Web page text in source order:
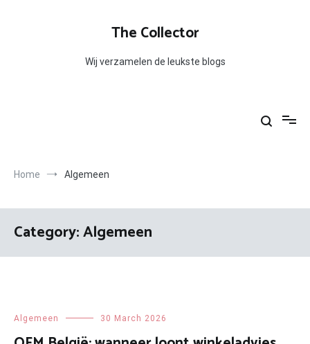
The Collector
Wij verzamelen de leukste blogs
Home Algemeen
Category:Algemeen
Algemeen 30 March 2026